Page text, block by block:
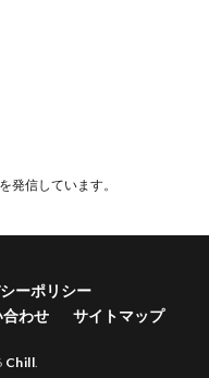
発信しています。
ーポリシー
合わせ サイトマップ
Chill